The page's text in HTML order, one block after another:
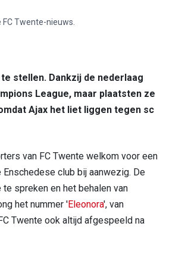
Twente-nieuws.
stellen. Dankzij de nederlaag
League, maar plaatsten ze
Ajax het liet liggen tegen sc
van FC Twente welkom voor een
club bij aanwezig. De
spreken en het behalen van
het nummer 'Eleonora', van
Twente ook altijd afgespeeld na